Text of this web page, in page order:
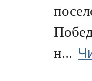
н...